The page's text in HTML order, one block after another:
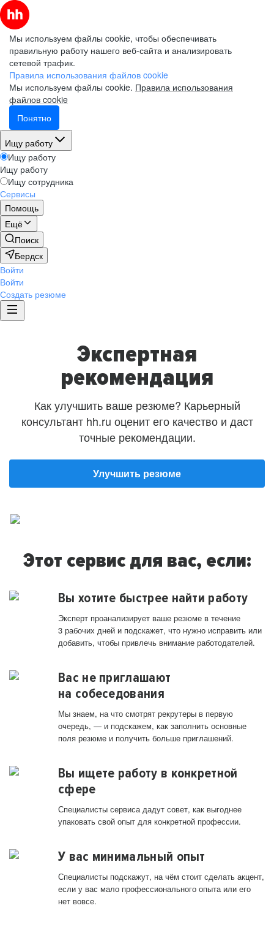
Мы используем файлы cookie, чтобы обеспечивать
правильную работу нашего веб-сайта и анализировать
сетевой трафик.
Правила использования файлов cookie
Мы используем файлы cookie. Правила использования
файлов cookie
Понятно
Ищу работу
Ищу работу
Ищу работу
Ищу сотрудника
Сервисы
Помощь
Ещё
Поиск
Бердск
Войти
Войти
Создать резюме
Экспертная
рекомендация
Как улучшить ваше резюме? Карьерный
консультант hh.ru оценит его качество и даст
точные рекомендации.
Улучшить резюме
Этот сервис для вас, если:
Вы хотите быстрее найти работу
Эксперт проанализирует ваше резюме в течение
3 рабочих дней и подскажет, что нужно исправить или
добавить, чтобы привлечь внимание работодателей.
Вас не приглашают
на собеседования
Мы знаем, на что смотрят рекрутеры в первую
очередь, — и подскажем, как заполнить основные
поля резюме и получить больше приглашений.
Вы ищете работу в конкретной
сфере
Специалисты сервиса дадут совет, как выгоднее
упаковать свой опыт для конкретной профессии.
У вас минимальный опыт
Специалисты подскажут, на чём стоит сделать акцент,
если у вас мало профессионального опыта или его
нет вовсе.